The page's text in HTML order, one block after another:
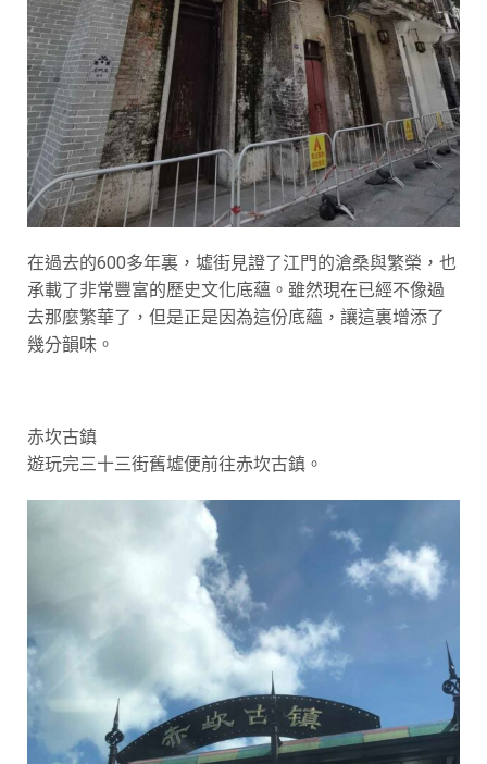
在過去的600多年裏，墟街見證了江門的滄桑與繁榮，也
承載了非常豐富的歷史文化底蘊。雖然現在已經不像過
去那麼繁華了，但是正是因為這份底蘊，讓這裏增添了
幾分韻味。
赤坎古鎮
遊玩完三十三街舊墟便前往赤坎古鎮。